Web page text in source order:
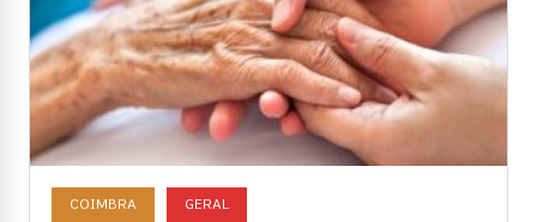
COIMBRA GERAL